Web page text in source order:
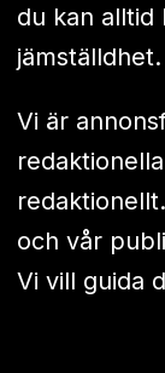
du kan alltid
jämställdhet.
Vi är
och vår
Vi vill guida